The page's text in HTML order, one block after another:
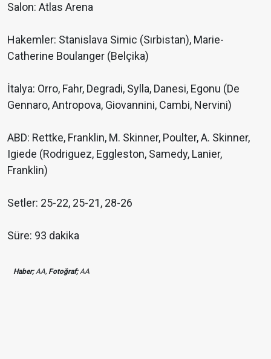
Salon: Atlas Arena
Hakemler: Stanislava Simic (Sırbistan), Marie-
Catherine Boulanger (Belçika)
İtalya: Orro, Fahr, Degradi, Sylla, Danesi, Egonu (De
Gennaro, Antropova, Giovannini, Cambi, Nervini)
ABD: Rettke, Franklin, M. Skinner, Poulter, A. Skinner,
Igiede (Rodriguez, Eggleston, Samedy, Lanier,
Franklin)
Setler: 25-22, 25-21, 28-26
Süre: 93 dakika
Haber;AA, Fotoğraf;AA